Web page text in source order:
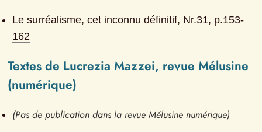
Le surréalisme, cet inconnu définitif, Nr.31, p.153-
162
Textes de Lucrezia Mazzei, revue Mélusine
(numérique)
(Pas de publication dans la revue Mélusine numérique)